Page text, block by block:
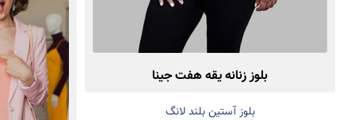
بلوز زنانه یقه هفت جینا
بلوز آستین بلند لانگ